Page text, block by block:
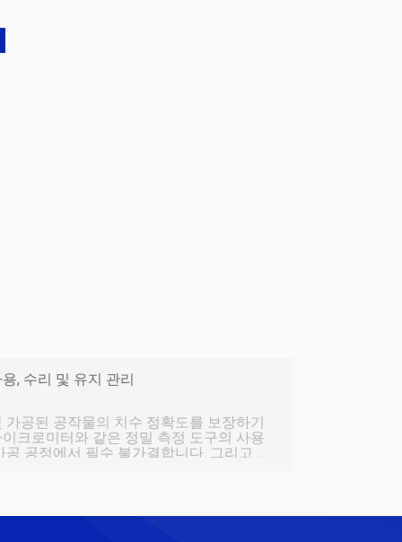
, 수리 및 유지 관리
공된 공작물의 치수 정확도를 보장하기
크로미터와 같은 정밀 측정 도구의 사용
공정에서 필수 불가결합니다. 그리고 그
로 사용자는 올바른 방법을 숙지해야 합